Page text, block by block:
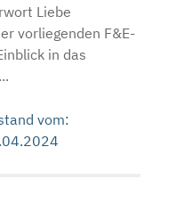
Liebe
vorliegenden F&E-
in das
vom: